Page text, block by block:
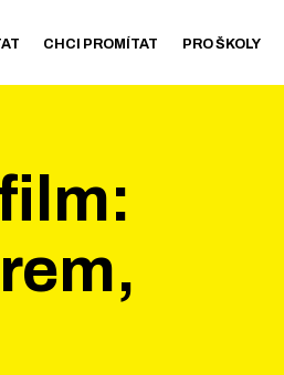
CHCI PROMÍTAT PRO ŠKOLY